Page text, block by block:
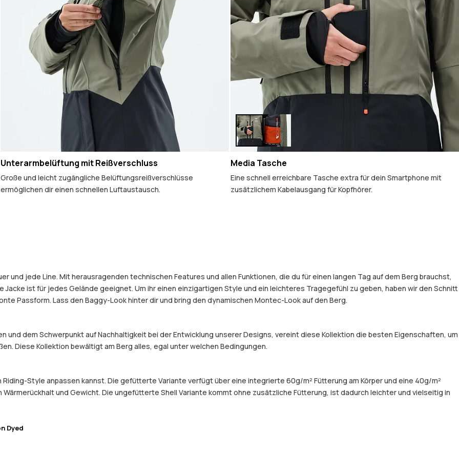
Unterarmbelüftung mit Reißverschluss
Große und leicht zugängliche Belüftungsreißverschlüsse
ermöglichen dir einen schnellen Luftaustausch.
Media Tasche
Eine schnell erreichbare Tasche extra für dein Smartphone mit
zusätzlichem Kabelausgang für Kopfhörer.
und jede Line. Mit herausragenden technischen Features und allen Funktionen, die du für einen langen Tag auf dem Berg brauchst,
ist für jedes Gelände geeignet. Um ihr einen einzigartigen Style und ein leichteres Tragegefühl zu geben, haben wir den Schnitt
Passform. Lass den Baggy-Look hinter dir und bring den dynamischen Montec-Look auf den Berg.
und dem Schwerpunkt auf Nachhaltigkeit bei der Entwicklung unserer Designs, vereint diese Kollektion die besten Eigenschaften, um
Diese Kollektion bewältigt am Berg alles, egal unter welchen Bedingungen.
Style anpassen kannst. Die gefütterte Variante verfügt über eine integrierte 60g/m² Fütterung am Körper und eine 40g/m²
und Gewicht. Die ungefütterte Shell Variante kommt ohne zusätzliche Fütterung, ist dadurch leichter und vielseitig in
Dyed